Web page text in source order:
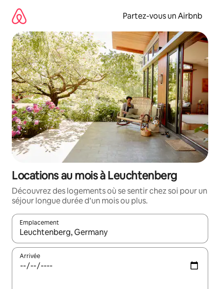
directement
contenu
Partez-vous un Airbnb
Locations au mois à Leuchtenberg
Découvrez des logements où se sentir chez soi pour un
séjour longue durée d’un mois ou plus.
Emplacement
Quand les résultats sont affichés, parcourez-les en utilisant
Arrivée